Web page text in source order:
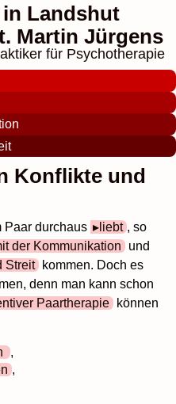
Landshut
Martin Jürgens
für Psychotherapie
Konflikte und
Paar durchaus liebt , so
der Kommunikation
und
Streit
kommen. Doch es
denn man kann schon
Paartherapie
können
,
,